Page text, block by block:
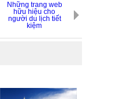
Những trang web
hữu hiệu cho
người du lịch tiết
kiệm